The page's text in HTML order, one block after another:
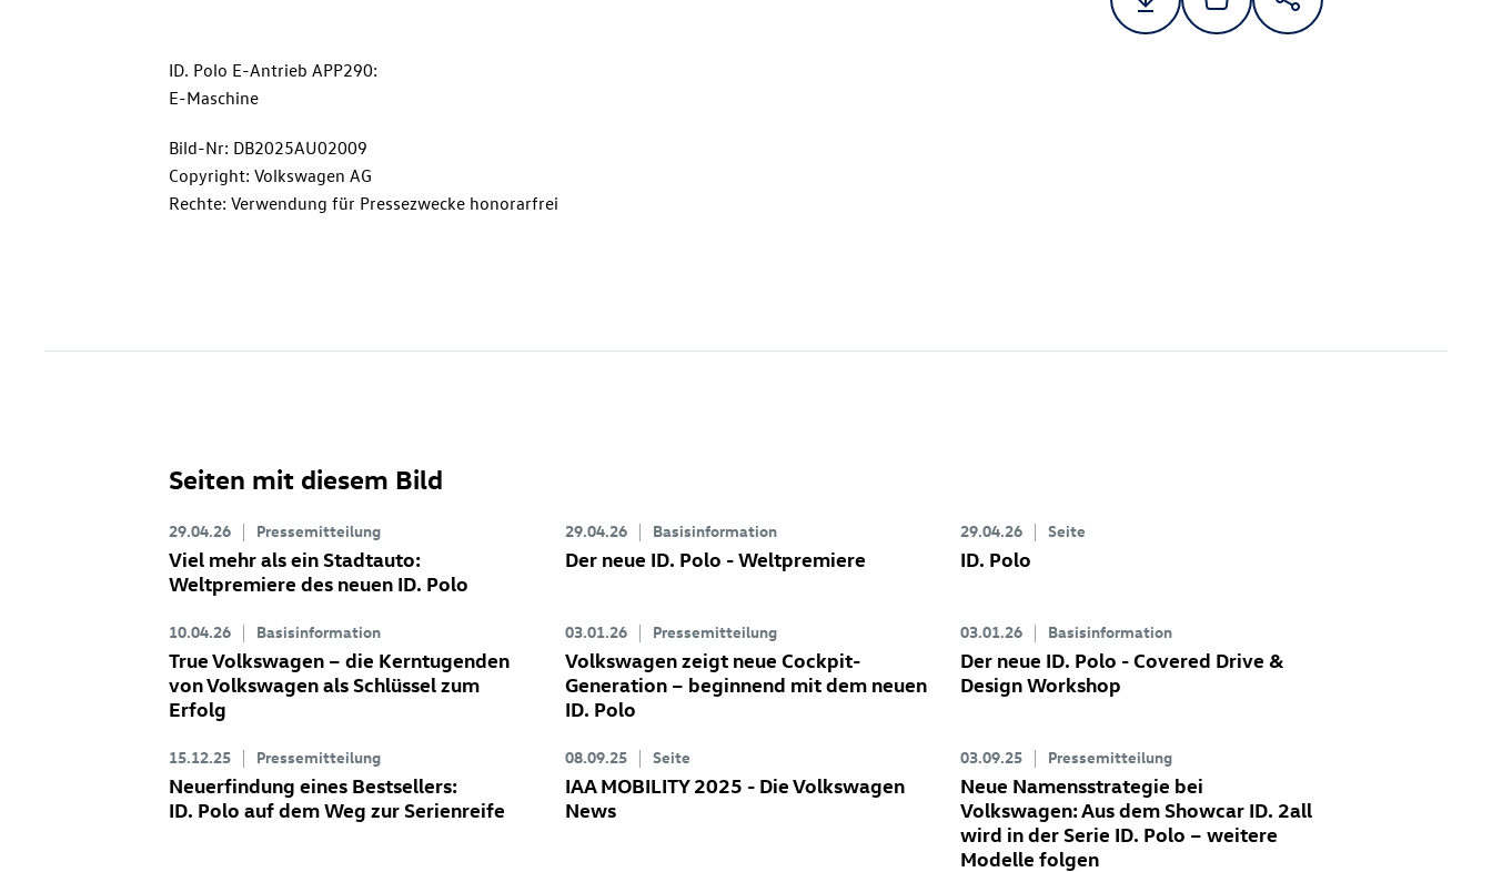
ID. Polo E-Antrieb APP290:
E-Maschine
Bild-Nr: DB2025AU02009
Copyright: Volkswagen AG
Rechte: Verwendung für Pressezwecke honorarfrei
Seiten mit diesem Bild
29.04.26 Pressemitteilung
Viel mehr als ein Stadtauto:
Weltpremiere des neuen ID. Polo
29.04.26 Basisinformation
Der neue ID. Polo - Weltpremiere
29.04.26 Seite
ID. Polo
10.04.26 Basisinformation
True Volkswagen – die Kerntugenden
von Volkswagen als Schlüssel zum
Erfolg
03.01.26 Pressemitteilung
Volkswagen zeigt neue Cockpit-
Generation – beginnend mit dem neuen
ID. Polo
03.01.26 Basisinformation
Der neue ID. Polo - Covered Drive &
Design Workshop
15.12.25 Pressemitteilung
Neuerfindung eines Bestsellers:
ID. Polo auf dem Weg zur Serienreife
08.09.25 Seite
IAA MOBILITY 2025 - Die Volkswagen
News
03.09.25 Pressemitteilung
Neue Namensstrategie bei
Volkswagen: Aus dem Showcar ID. 2all
wird in der Serie ID. Polo – weitere
Modelle folgen